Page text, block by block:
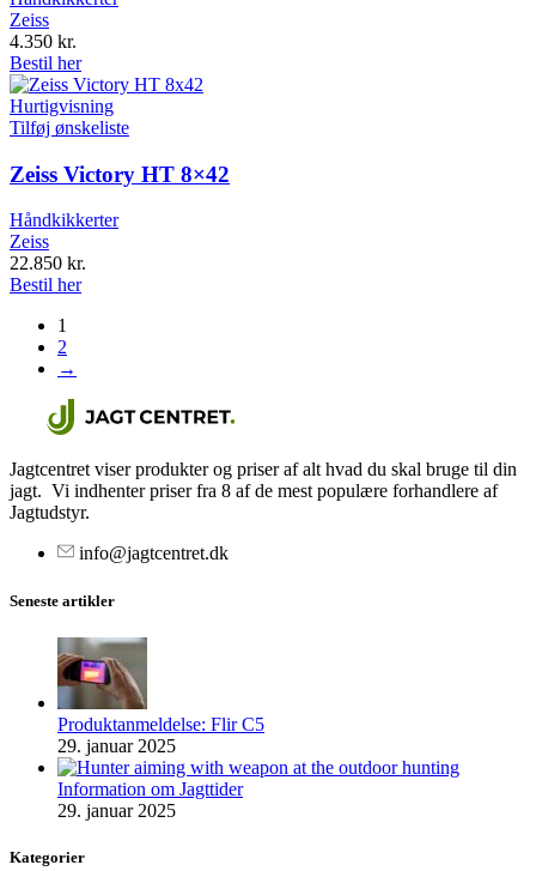
Zeiss
4.350 kr.
Bestil her
Hurtigvisning
Tilføj ønskeliste
Zeiss Victory HT 8×42
Håndkikkerter
Zeiss
22.850 kr.
Bestil her
1
2
→
Jagtcentret viser produkter og priser af alt hvad du skal bruge til din
jagt. Vi indhenter priser fra 8 af de mest populære forhandlere af
Jagtudstyr.
info@jagtcentret.dk
Seneste artikler
Produktanmeldelse: Flir C5
29. januar 2025
Information om Jagttider
29. januar 2025
Kategorier